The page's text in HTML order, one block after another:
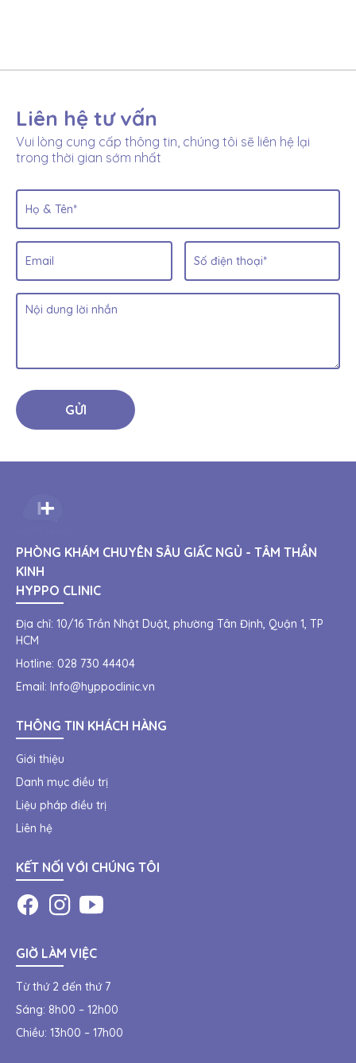
PHÒNG KHÁM CHUYÊN SÂU GIẤC NGỦ - TÂM THẦN
KINH
HYPPO CLINIC
Địa chỉ: 10/16 Trần Nhật Duật, phường Tân Định, Quận 1, TP
HCM
Hotline: 028 730 44404
Email: Info@hyppoclinic.vn
THÔNG TIN KHÁCH HÀNG
Giới thiệu
Danh mục điều trị
Liệu pháp điều trị
Liên hệ
KẾT NỐI VỚI CHÚNG TÔI
GIỜ LÀM VIỆC
Từ thứ 2 đến thứ 7
Sáng: 8h00 – 12h00
Chiều: 13h00 – 17h00
Liên hệ tư vấn
Vui lòng cung cấp thông tin, chúng tôi sẽ liên hệ lại
trong thời gian sớm nhất
GỬI